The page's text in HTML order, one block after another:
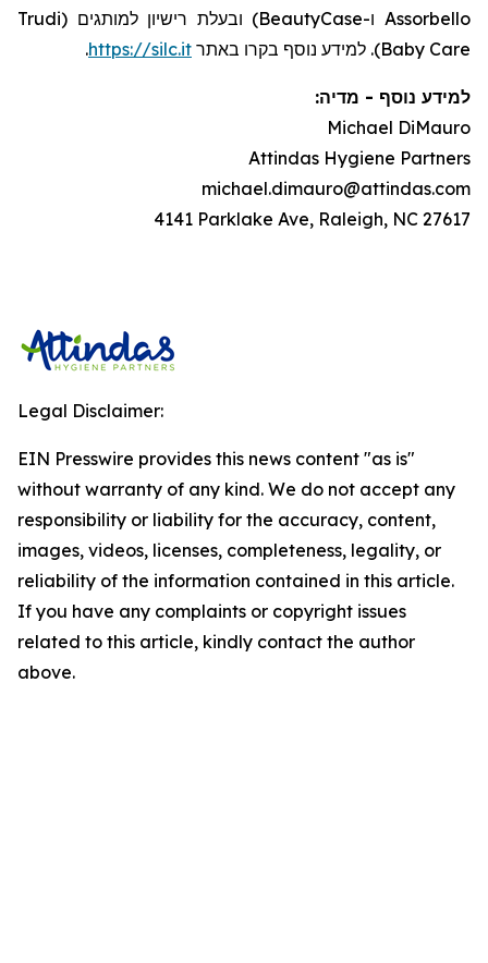
Assorbello ו-BeautyCase) ובעלת רישיון למותגים (Trudi
Baby Care). למידע נוסף בקרו באתר
https://silc.it
.
למידע נוסף - מדיה:
Michael DiMauro
Attindas Hygiene Partners
michael.dimauro@attindas.com
4141 Parklake Ave, Raleigh, NC 27617
Legal Disclaimer:
EIN Presswire provides this news content "as is"
without warranty of any kind. We do not accept any
responsibility or liability for the accuracy, content,
images, videos, licenses, completeness, legality, or
reliability of the information contained in this article.
If you have any complaints or copyright issues
related to this article, kindly contact the author
above.